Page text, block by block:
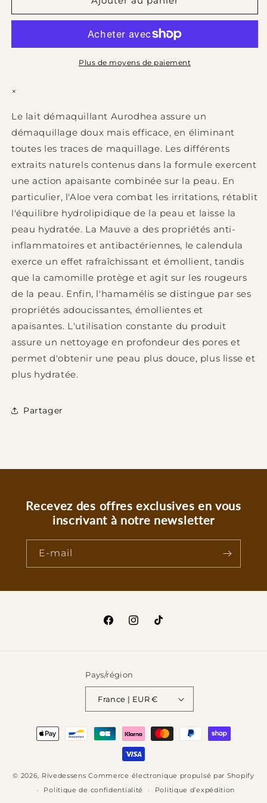
LAIT
150
LAIT
150
ml
Plus de moyens de paiement
×
Le lait démaquillant Aurodhea assure un
démaquillage doux mais efficace, en éliminant
toutes les traces de maquillage. Les différents
extraits naturels contenus dans la formule exercent
une action apaisante combinée sur la peau. En
particulier, l'Aloe vera combat les irritations, rétablit
l'équilibre hydrolipidique de la peau et laisse la
peau hydratée. La Mauve a des propriétés anti-
inflammatoires et antibactériennes, le calendula
exerce un effet rafraîchissant et émollient, tandis
que la camomille protège et agit sur les rougeurs
de la peau. Enfin, l'hamamélis se distingue par ses
propriétés adoucissantes, émollientes et
apaisantes. L'utilisation constante du produit
assure un nettoyage en profondeur des pores et
permet d'obtenir une peau plus douce, plus lisse et
plus hydratée.
Partager
Recevez des offres exclusives en vous
inscrivant à notre newsletter
E-mail
FacebookInstagram
TikTok
Pays/région
France | EUR €
Moyens
© 2026, Rivedessens Commerce électronique propulsé par Shopify
Politique de confidentialité
Politique d’expédition